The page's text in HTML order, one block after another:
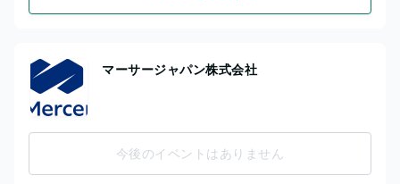
マーサージャパン株式会社
今後のイベントはありません